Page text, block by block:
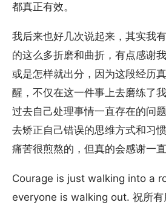
都真正有效。
我后来也好几次说起来，其实我
的这么多折磨和曲折，有点感谢
或是怎样就出分，因为这段经历
醒，不仅在这一件事上去磨练了
过去自己处理事情一直存在的问
去矫正自己错误的思维方式和习
痛苦很煎熬的，但真的会感谢一直
Courage is just walking into a
everyone is walking out. 祝所有